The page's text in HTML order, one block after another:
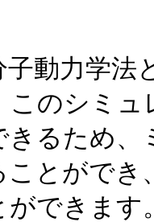
動力学法
このシミ
きるため
ことがで
ができます